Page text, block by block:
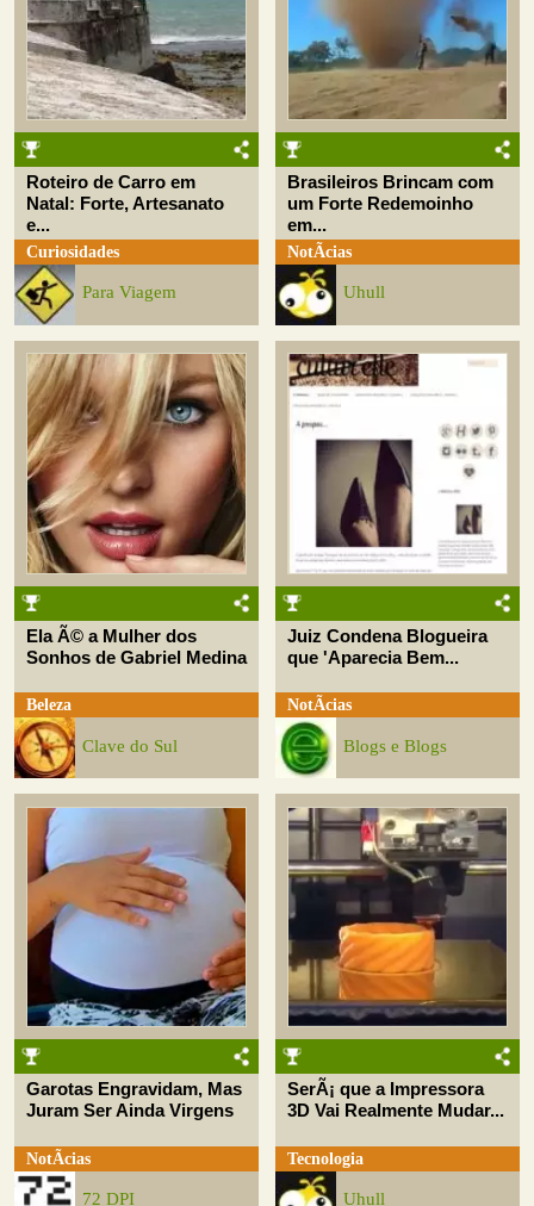
Roteiro de Carro em
Natal: Forte, Artesanato
e...
Curiosidades
Para Viagem
Brasileiros Brincam com
um Forte Redemoinho
em...
NotÃ­cias
Uhull
Ela Ã© a Mulher dos
Sonhos de Gabriel Medina
Beleza
Clave do Sul
Juiz Condena Blogueira
que 'Aparecia Bem...
NotÃ­cias
Blogs e Blogs
Garotas Engravidam, Mas
Juram Ser Ainda Virgens
NotÃ­cias
72 DPI
SerÃ¡ que a Impressora
3D Vai Realmente Mudar...
Tecnologia
Uhull